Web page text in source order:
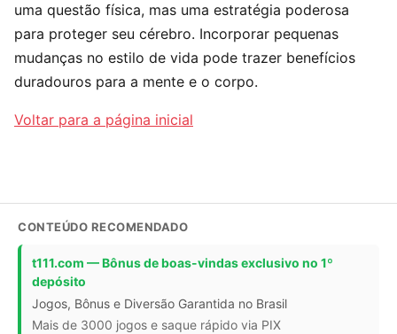
uma questão física, mas uma estratégia poderosa
para proteger seu cérebro. Incorporar pequenas
mudanças no estilo de vida pode trazer benefícios
duradouros para a mente e o corpo.
Voltar para a página inicial
CONTEÚDO RECOMENDADO
t111.com — Bônus de boas-vindas exclusivo no 1º
depósito
Jogos, Bônus e Diversão Garantida no Brasil
Mais de 3000 jogos e saque rápido via PIX